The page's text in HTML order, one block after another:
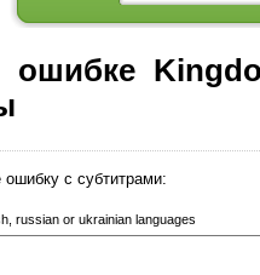
с субтитрами:
russian or ukrainian languages